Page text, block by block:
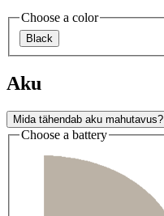
Choose a color
Black
Aku
Mida tähendab aku mahutavus?
Choose a battery